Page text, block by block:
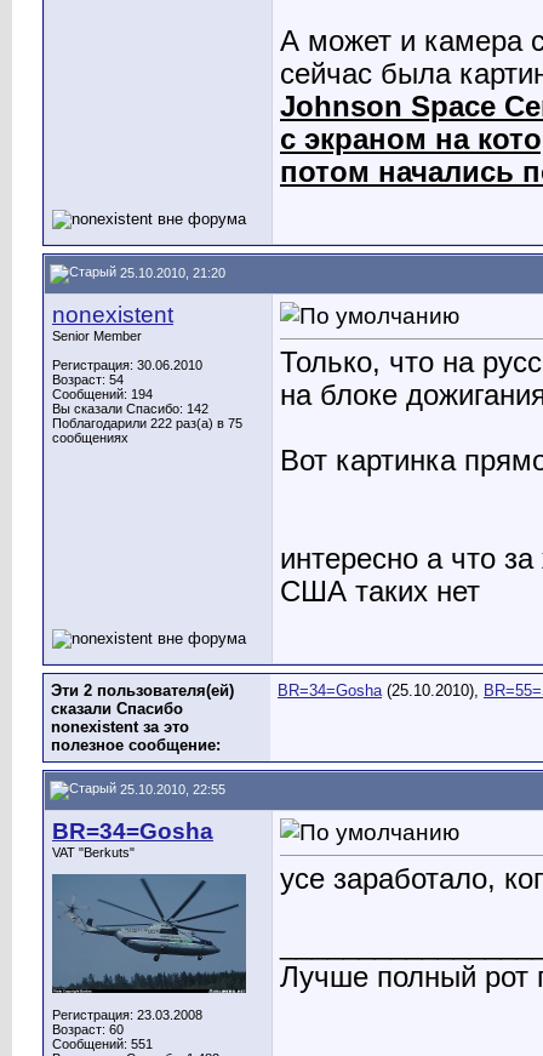
А может и камера
сейчас была
Johnson Space
с экраном на
потом начались
25.10.2010, 21:20
nonexistent
Senior Member
Регистрация: 30.06.2010
Возраст: 54
Сообщений: 194
Вы сказали Спасибо: 142
Поблагодарили 222 раз(а) в 75
сообщениях
Только, что на
на блоке
Вот картинка
интересно а что
США таких нет
Эти 2 пользователя(ей)
сказали Спасибо
nonexistent за это
полезное сообщение:
BR=34=Gosha(25.10.2010),
25.10.2010, 22:55
BR=34=Gosha
VAT "Berkuts"
Регистрация: 23.03.2008
Возраст: 60
Сообщений: 551
усе заработало,
Лучше полный рот